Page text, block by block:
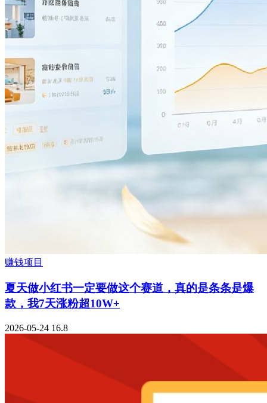
赚钱项目
夏天做小红书一定要做这个赛道，真的是条条是爆
款，我7天涨粉超10W+
2026-05-24 16.8